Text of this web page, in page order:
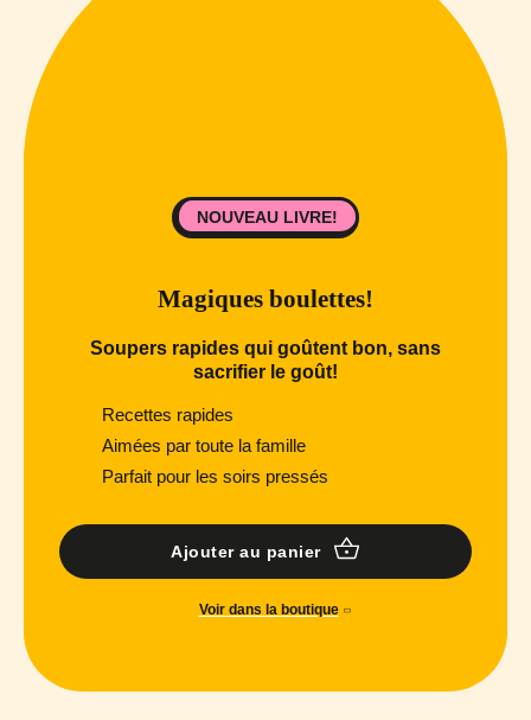
Magiques boulettes!
Soupers rapides qui goûtent bon, sans
sacrifier le goût!
Recettes rapides
Aimées par toute la famille
Parfait pour les soirs pressés
Ajouter au panier
Voir dans la boutique
NOUVEAU LIVRE!